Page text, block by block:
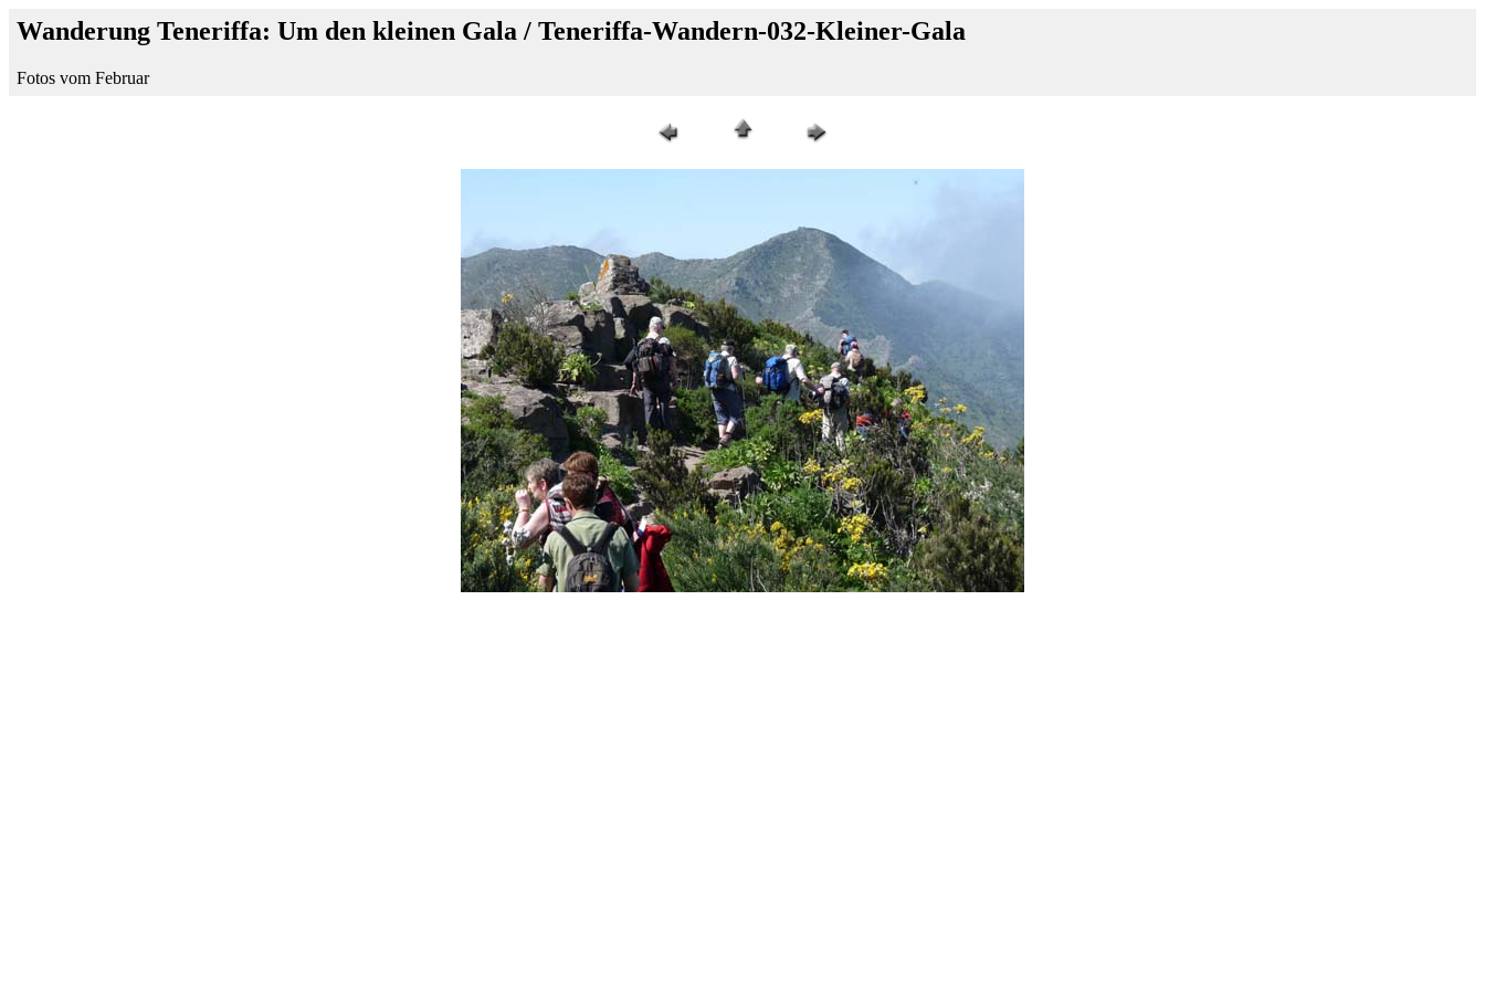
Wanderung Teneriffa: Um den kleinen Gala / Teneriffa-Wandern-032-Kleiner-Gala
Fotos vom Februar